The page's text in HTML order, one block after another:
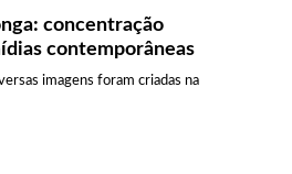
concentração
contemporâneas
imagens foram criadas na